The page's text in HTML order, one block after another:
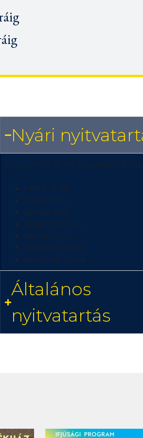
Nyári
2026. június 15-től augusztus 30-ig:
hétfő: 12-18
kedd: 12-16
szerda: 9-16
csütörtök: 9-16
péntek: 9-14
szombat: zárva
vasárnap: zárva
Általános
nyitvatartás